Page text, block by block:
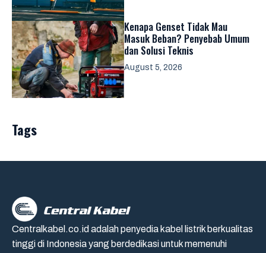
Kenapa Genset Tidak Mau
Masuk Beban? Penyebab Umum
dan Solusi Teknis
August 5, 2026
Tags
Centralkabel.co.id adalah penyedia kabel listrik berkualitas
tinggi di Indonesia yang berdedikasi untuk memenuhi